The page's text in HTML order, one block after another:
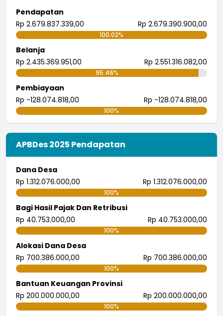
Pendapatan
Rp 2.679.837.339,00
Rp 2.679.390.900,00
100.02%
Belanja
Rp 2.435.369.951,00
Rp 2.551.316.082,00
95.46%
Pembiayaan
Rp -128.074.818,00
Rp -128.074.818,00
100%
APBDes 2025 Pendapatan
Dana Desa
Rp 1.312.076.000,00
Rp 1.312.076.000,00
100%
Bagi Hasil Pajak Dan Retribusi
Rp 40.753.000,00
Rp 40.753.000,00
100%
Alokasi Dana Desa
Rp 700.386.000,00
Rp 700.386.000,00
100%
Bantuan Keuangan Provinsi
Rp 200.000.000,00
Rp 200.000.000,00
100%